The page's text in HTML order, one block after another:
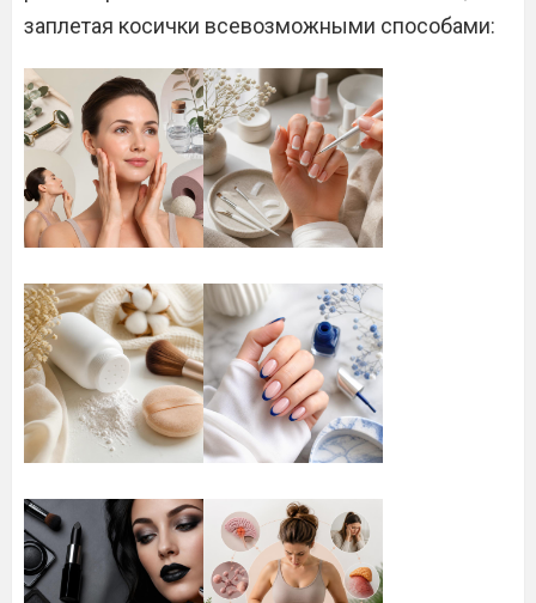
заплетая косички всевозможными способами: